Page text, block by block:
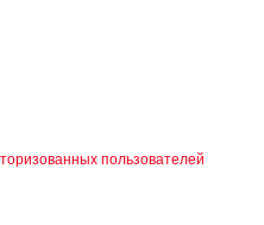
пользователей